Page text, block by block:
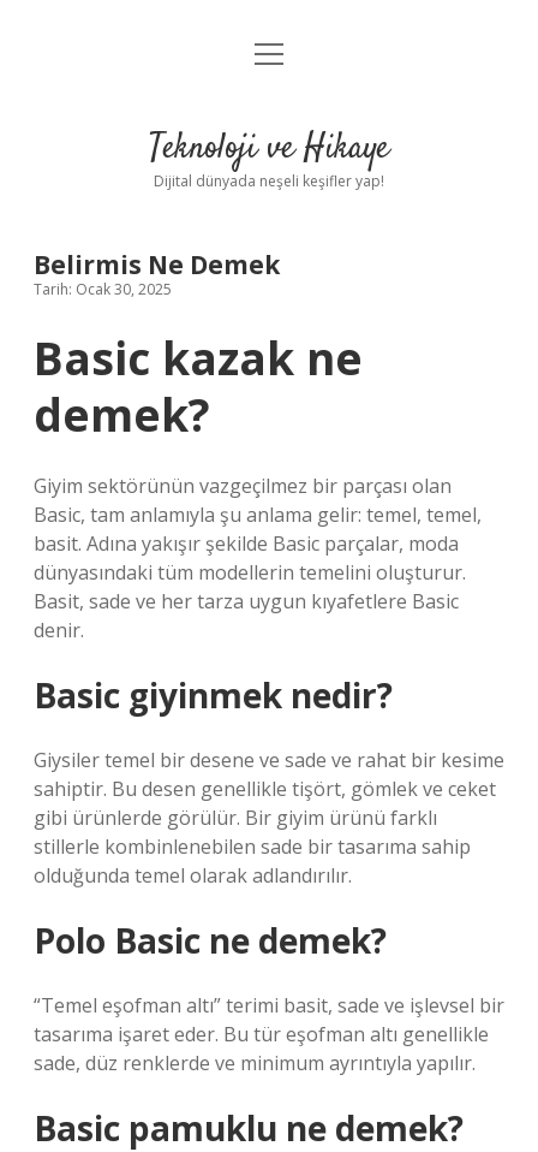
Anasayfa
Yasal Uyarı
menüyü
Teknoloji ve Hikaye
Dijital dünyada neşeli keşifler yap!
Belirmis Ne Demek
Tarih: Ocak 30, 2025
Basic kazak ne
demek?
Giyim sektörünün vazgeçilmez bir parçası olan
Basic, tam anlamıyla şu anlama gelir: temel, temel,
basit. Adına yakışır şekilde Basic parçalar, moda
dünyasındaki tüm modellerin temelini oluşturur.
Basit, sade ve her tarza uygun kıyafetlere Basic
denir.
Basic giyinmek nedir?
Giysiler temel bir desene ve sade ve rahat bir kesime
sahiptir. Bu desen genellikle tişört, gömlek ve ceket
gibi ürünlerde görülür. Bir giyim ürünü farklı
stillerle kombinlenebilen sade bir tasarıma sahip
olduğunda temel olarak adlandırılır.
Polo Basic ne demek?
“Temel eşofman altı” terimi basit, sade ve işlevsel bir
tasarıma işaret eder. Bu tür eşofman altı genellikle
sade, düz renklerde ve minimum ayrıntıyla yapılır.
Basic pamuklu ne demek?